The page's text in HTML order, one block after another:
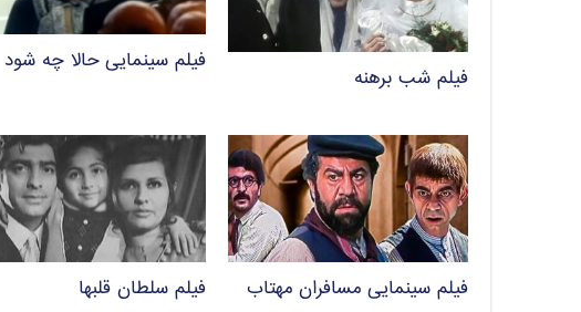
فیلم شب برهنه
فیلم سینمایی حالا چه شود
فیلم سینمایی مسافران مهتاب فیلم سلطان قلبها